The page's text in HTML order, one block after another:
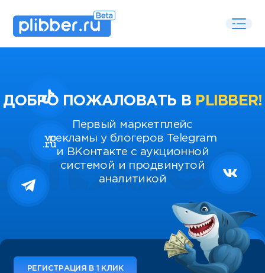
ДОБРО ПОЖАЛОВАТЬ В PLIBBER!
Первый маркетплейс
рекламы у блогеров Telegram
и ВКонтакте с аукционной
системой и продвинутой
аналитикой
РЕГИСТРАЦИЯ В 1 КЛИК